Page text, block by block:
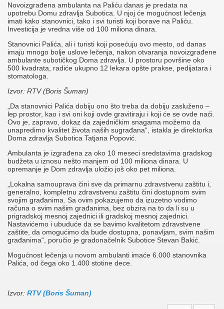
Novoizgrađena ambulanta na Paliću danas je predata na
upotrebu Domu zdravlja Subotica. U njoj će mogućnost lečenja
imati kako stanovnici, tako i svi turisti koji borave na Paliću.
Investicija je vredna više od 100 miliona dinara.
Stanovnici Palića, ali i turisti koji posećuju ovo mesto, od danas
imaju mnogo bolje uslove lečenja, nakon otvaranja novoizgrađene
ambulante subotičkog Doma zdravlja. U prostoru površine oko
500 kvadrata, radiće ukupno 12 lekara opšte prakse, pedijatara i
stomatologa.
Izvor: RTV (Boris Šuman)
„Da stanovnici Palića dobiju ono što treba da dobiju zasluženo –
lep prostor, kao i svi oni koji ovde gravitiraju i koji će se ovde naći.
Ovo je, zapravo, dokaz da zajedničkim snagama možemo da
unapredimo kvalitet života naših sugrađana“, istakla je direktorka
Doma zdravlja Subotica Tatjana Popović.
Ambulanta je izgrađena za oko 10 meseci sredstavima gradskog
budžeta u iznosu nešto manjem od 100 miliona dinara. U
opremanje je Dom zdravlja uložio još oko pet miliona.
„Lokalna samouprava čini sve da primarnu zdravstvenu zaštitu i,
generalno, kompletnu zdravstvenu zaštitu čini dostupnom svim
svojim građanima. Sa ovim pokazujemo da izuzetno vodimo
računa o svim našim građanima, bez obzira na to da li su u
prigradskoj mesnoj zajednici ili gradskoj mesnoj zajednici.
Nastavićemo i ubuduće da se bavimo kvalitetom zdravstvene
zaštite, da omogućimo da bude dostupna, ponavljam, svim našim
građanima“, poručio je gradonačelnik Subotice Stevan Bakić.
Mogućnost lečenja u novom ambulanti imaće 6.000 stanovnika
Palića, od čega oko 1.400 stotine dece.
Izvor: RTV (Boris Šuman)